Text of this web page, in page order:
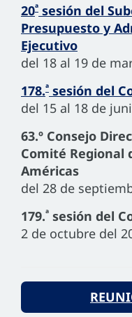
20ª sesión del
Presupuesto y
Ejecutivo
del 18 al 19 de
178.ª sesión del
del 15 al 18 de
63.º Consejo
Comité Regional
Américas
del 28 de
179.ª sesión del
2 de octubre del